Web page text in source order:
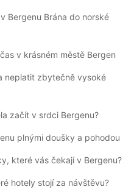
Bergenu Brána do norské
v krásném městě Bergen
neplatit zbytečně vysoké
začít v srdci Bergenu?
plnými doušky a pohodou
které vás čekají v Bergenu?
hotely stojí za návštěvu?